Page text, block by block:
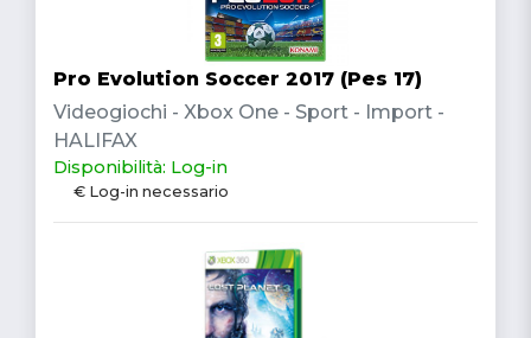
Pro Evolution Soccer 2017 (Pes 17)
Videogiochi - Xbox One - Sport - Import -
HALIFAX
Disponibilità: Log-in
€ Log-in necessario